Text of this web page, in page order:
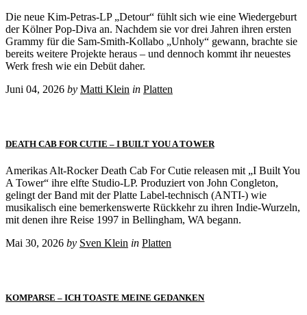
Die neue Kim-Petras-LP „Detour“ fühlt sich wie eine Wiedergeburt
der Kölner Pop-Diva an. Nachdem sie vor drei Jahren ihren ersten
Grammy für die Sam-Smith-Kollabo „Unholy“ gewann, brachte sie
bereits weitere Projekte heraus – und dennoch kommt ihr neuestes
Werk fresh wie ein Debüt daher.
Juni 04, 2026 by Matti Klein in Platten
DEATH CAB FOR CUTIE – I BUILT YOU A TOWER
Amerikas Alt-Rocker Death Cab For Cutie releasen mit „I Built You
A Tower“ ihre elfte Studio-LP. Produziert von John Congleton,
gelingt der Band mit der Platte Label-technisch (ANTI-) wie
musikalisch eine bemerkenswerte Rückkehr zu ihren Indie-Wurzeln,
mit denen ihre Reise 1997 in Bellingham, WA begann.
Mai 30, 2026 by Sven Klein in Platten
KOMPARSE – ICH TOASTE MEINE GEDANKEN